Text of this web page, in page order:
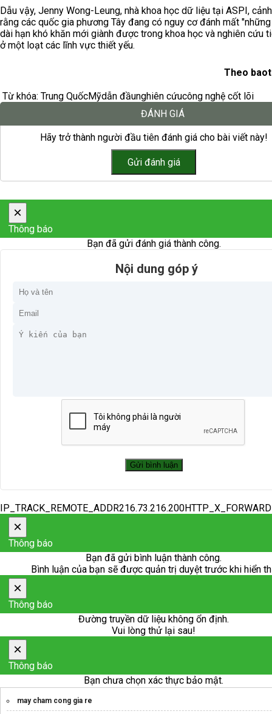
Dẫu vậy, Jenny Wong-Leung, nhà khoa học dữ liệu tại ASPI,
rằng các quốc gia phương Tây đang có nguy cơ đánh mất
dài hạn khó khăn mới giành được trong khoa học và nghiên cứu
ở một loạt các lĩnh vực thiết yếu.
Theo
Từ khóa: Trung QuốcMỹdẫn đầunghiên cứucông nghệ cốt lõi
ĐÁNH GIÁ
Hãy trở thành người đầu tiên đánh giá cho bài viết này!
×
Thông báo
Bạn đã gửi đánh giá thành công.
Nội dung góp ý
×
Thông báo
Bạn đã gửi bình luận thành công.
Bình luận của bạn sẽ được quản trị duyệt trước khi hiển
×
Thông báo
Đường truyền dữ liệu không ổn định.
Vui lòng thử lại sau!
×
Thông báo
Bạn chưa chọn xác thực bảo mật.
may cham cong gia re